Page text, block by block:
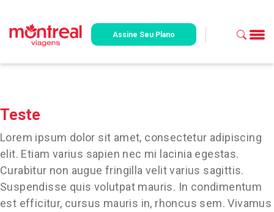
Assine Seu Plano
Teste
Lorem ipsum dolor sit amet, consectetur adipiscing
elit. Etiam varius sapien nec mi lacinia egestas.
Curabitur non augue fringilla velit varius sagittis.
Suspendisse quis volutpat mauris. In condimentum
est efficitur, cursus mauris in, rhoncus sem. Vivamus